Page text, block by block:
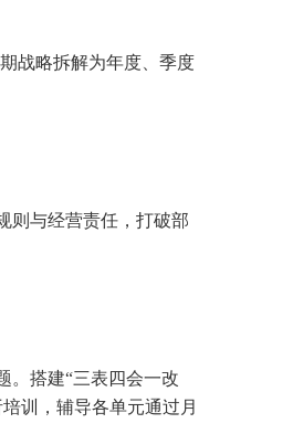
战略拆解为年度、季度
则与经营责任，打破部
。搭建“三表四会一改
训，辅导各单元通过月